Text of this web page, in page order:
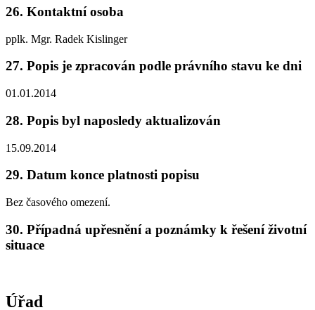
26. Kontaktní osoba
pplk. Mgr. Radek Kislinger
27. Popis je zpracován podle právního stavu ke dni
01.01.2014
28. Popis byl naposledy aktualizován
15.09.2014
29. Datum konce platnosti popisu
Bez časového omezení.
30. Případná upřesnění a poznámky k řešení životní
situace
Úřad